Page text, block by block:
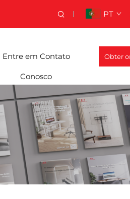
PT
Entre em Contato
Conosco
Obter